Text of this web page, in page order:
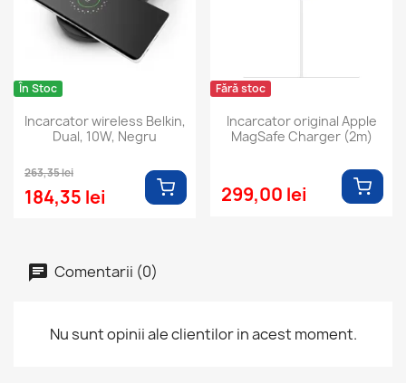
În Stoc
Incarcator wireless Belkin,
Dual, 10W, Negru
263,35 lei
184,35 lei
Fără stoc
Incarcator original Apple
MagSafe Charger (2m)
299,00 lei
Comentarii (0)
Nu sunt opinii ale clientilor in acest moment.